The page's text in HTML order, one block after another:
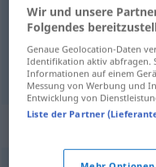
envoyer wegschicken
expédier wegschicken
Wir und unsere
Folgendes
Genaue Geolocation-Daten
Identifikation aktiv abfragen.
Informationen auf einem
Messung von Werbung und
Entwicklung von
Liste der Partner